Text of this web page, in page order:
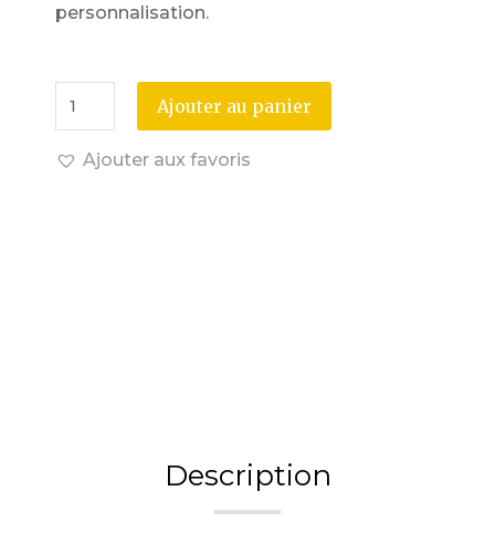
personnalisation.
Ajouter au panier
Ajouter aux favoris
Description